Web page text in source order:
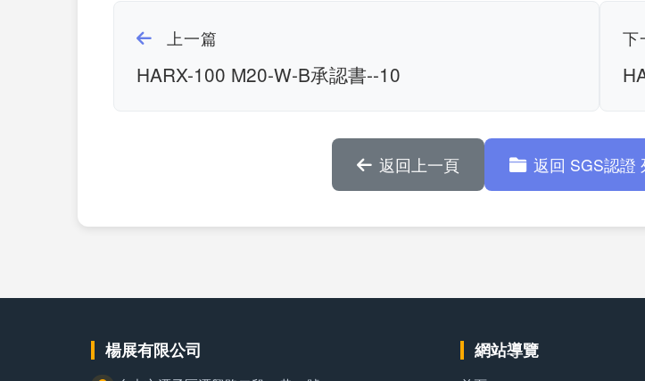
上一篇
HARX-100 M20-W-B承認書--10
下
返回上一頁 返回 SGS認證
楊展有限公司 網站導覽